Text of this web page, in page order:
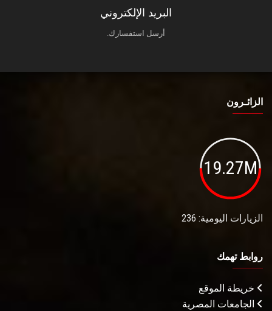
البريد الإلكتروني
أرسل استفسارك.
الزائـرون
19.27M
الزيارات اليومية: 236
روابط تهمك
خريطة الموقع
الجامعات المصرية